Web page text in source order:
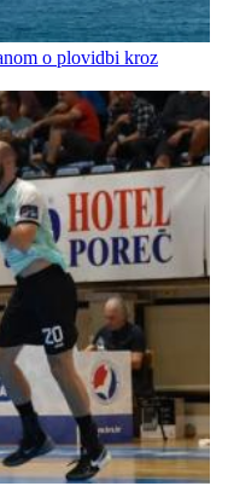
o plovidbi kroz